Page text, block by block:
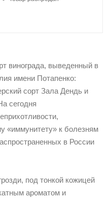
винограда, выведенный в
имени Потапенко:
сорт Зала Дендь и
сегодня
«иммунитету» к болезням
в России
под тонкой кожицей
ароматом и